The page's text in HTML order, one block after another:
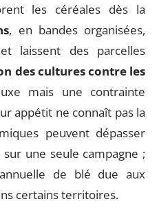
les céréales dès la
, en bandes organisées,
laissent des parcelles
des cultures contre les
mais une contrainte
appétit ne connaît pas la
peuvent dépasser
une seule campagne ;
de blé due aux
certains territoires.